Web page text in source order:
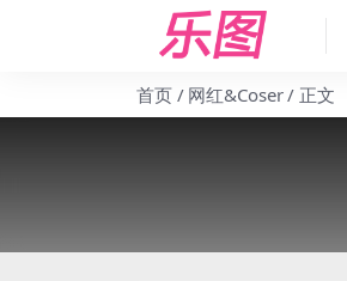
首页 网红&Coser 正文